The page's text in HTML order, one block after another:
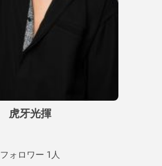
虎牙光揮
フォロワー 1人